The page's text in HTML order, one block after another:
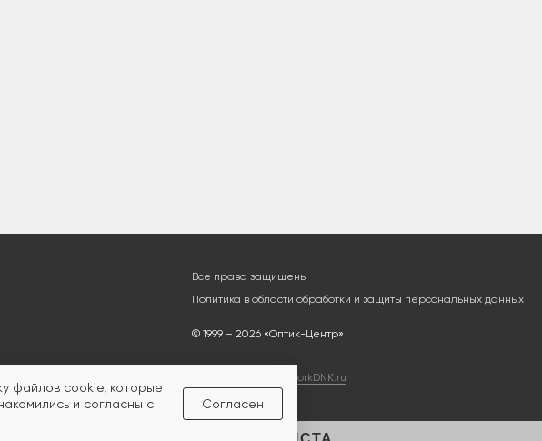
Все права защищены
Политика в области обработки и защиты персональных данных
© 1999 – 2026 «Оптик-Центр»
workDNK.ru
файлов cookie, которые
и согласны с
Согласен